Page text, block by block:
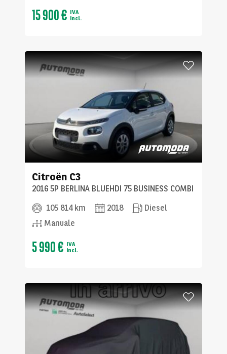
15 900 € IVA
incl.
Citroën C3
2016 5P BERLINA BLUEHDI 75 BUSINESS COMBI
105 814 km
2018
Diesel
Manuale
5 990 € IVA
incl.